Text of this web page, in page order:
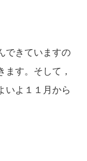
できていますの
ます。そして，
いよ１１月から